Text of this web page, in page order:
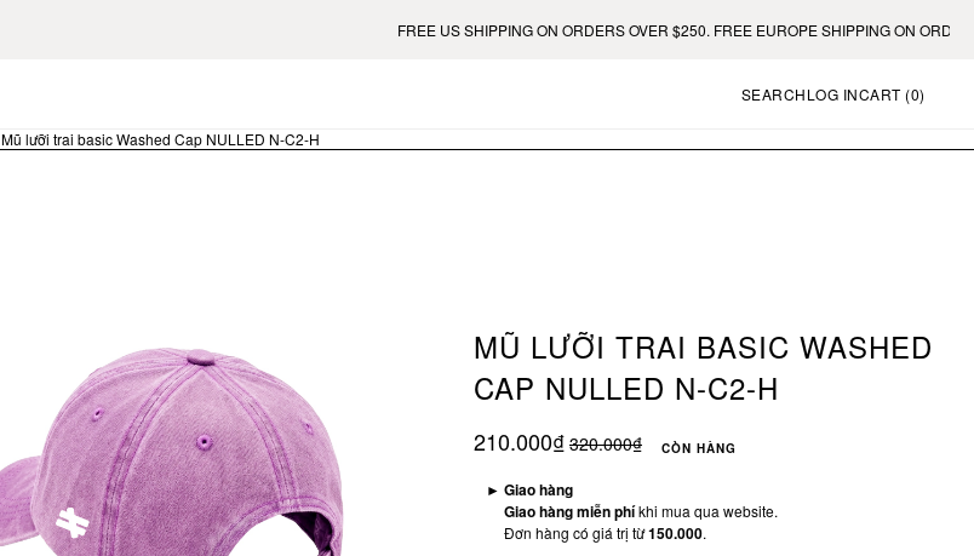
FREE US SHIPPING ON ORDERS OVER $250. FREE EUROPE SHIPPING ON ORDERS
SEARCHLOG INCART (0)
Mũ lưỡi trai basic Washed Cap NULLED N-C2-H
MŨ LƯỠI TRAI BASIC WASHED
CAP NULLED N-C2-H
210.000₫ 320.000₫ CÒN HÀNG
► Giao hàng
Giao hàng miễn phíkhi mua qua website.
Đơn hàng có giá trị từ150.000.